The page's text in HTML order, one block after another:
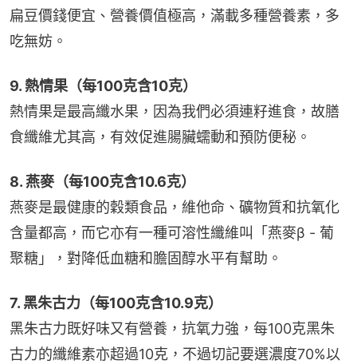
扁豆價錢便宜、營養價值極高，滿載多種營養素，多
吃無妨。
9. 熱情果（每100克含10克）
熱情果是最高纖水果，因為我們必須連籽進食，故膳
食纖維尤其高，有效促進腸臟蠕動和預防便秘。
8. 燕麥（每100克含10.6克）
燕麥是最健康的穀類食品，維他命、礦物質和抗氧化
含量都高，而它亦有一種可溶性纖維叫「燕麥β - 葡
聚糖」，對降低血糖和膽固醇水平有幫助。
7. 黑朱古力（每100克含10.9克）
黑朱古力既好味又有營養，抗氧力強，每100克黑朱
古力的纖維素亦超過10克，不過切記要選濃度70%以